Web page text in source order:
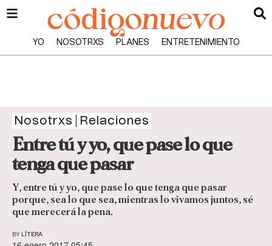
YO NOSOTRXS PLANES ENTRETENIMIENTO
Nosotrxs Relaciones
Entre tú y yo, que pase lo que
tenga que pasar
Y, entre tú y yo, que pase lo que tenga que pasar
porque, sea lo que sea, mientras lo vivamos juntos, sé
que merecerá la pena.
BY LÍTERA